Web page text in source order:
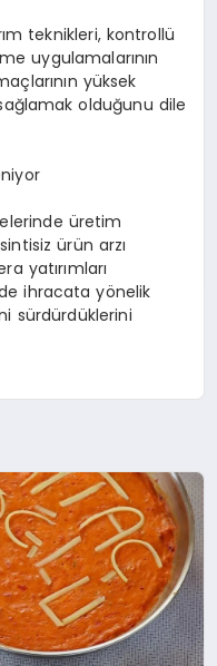
teknikleri, kontrollü
uygulamalarının
yüksek
olduğunu dile
üretim
ürün arzı
yatırımları
ihracata yönelik
sürdürdüklerini